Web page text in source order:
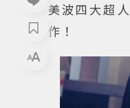
美波四大超
作！